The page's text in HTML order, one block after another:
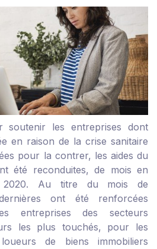
soutenir les entreprises dont
en raison de la crise sanitaire
pour la contrer, les aides du
été reconduites, de mois en
2020. Au titre du mois de
ont été renforcées
entreprises des secteurs
les plus touchés, pour les
de biens immobiliers